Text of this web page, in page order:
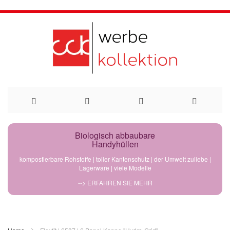
Direkt
Biologisch abbaubare
Handyhüllen
kompostierbare Rohstoffe | toller Kantenschutz | der Umwelt zuliebe |
Lagerware | viele Modelle
--> ERFAHREN SIE MEHR